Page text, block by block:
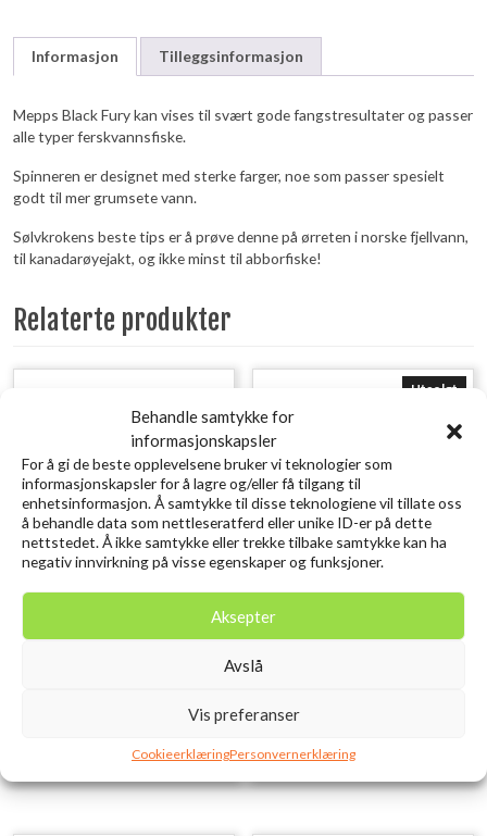
Behandle samtykke for
informasjonskapsler
For å gi de beste opplevelsene bruker vi teknologier som
informasjonskapsler for å lagre og/eller få tilgang til
enhetsinformasjon. Å samtykke til disse teknologiene vil tillate oss
å behandle data som nettleseratferd eller unike ID-er på dette
nettstedet. Å ikke samtykke eller trekke tilbake samtykke kan ha
negativ innvirkning på visse egenskaper og funksjoner.
Aksepter
Avslå
Vis preferanser
CookieerklæringPersonvernerklæring
Informasjon Tilleggsinformasjon
Mepps Black Fury kan vises til svært gode fangstresultater og passer
alle typer ferskvannsfiske.
Spinneren er designet med sterke farger, noe som passer spesielt
godt til mer grumsete vann.
Sølvkrokens beste tips er å prøve denne på ørreten i norske fjellvann,
til kanadarøyejakt, og ikke minst til abborfiske!
Relaterte produkter
SAVAGE GEAR LB Cannibal
Shad 6.8cm 3g Red Head
Legg i ønskelisten
Utsolgt
SAVAGE GEAR Lurebox 1A
Smoke 13.8X7.7X3.1CM